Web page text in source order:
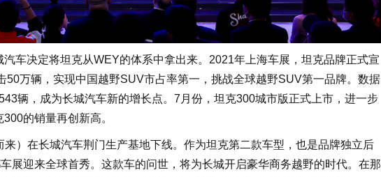
决定将坦克从WEY的体系中拿出来。2021年上海车展，坦克品牌正式宣
50万辆，实现中国越野SUV市占率第一，挑战全球越野SUV第一品牌。数据
辆，成为长城汽车新的增长点。7月份，坦克300城市版正式上市，进一步
的销量再创新高。
在长城汽车荆门生产基地下线。作为坦克第二款车型，也是品牌独立后
展迎来全球首秀。这款车的问世，将为长城开启豪华商务越野的时代。在那